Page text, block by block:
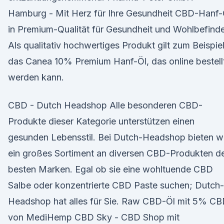
Hamburg - Mit Herz für Ihre Gesundheit CBD-Hanf-
in Premium-Qualität für Gesundheit und
Als qualitativ hochwertiges Produkt gilt zum Beispiel
das Canea 10% Premium Hanf-Öl, das online
werden kann.
CBD - Dutch Headshop Alle besonderen CBD-
Produkte dieser Kategorie unterstützen einen
gesunden Lebensstil. Bei Dutch-Headshop bieten
ein großes Sortiment an diversen CBD-Produkten
besten Marken. Egal ob sie eine wohltuende CBD
Salbe oder konzentrierte CBD Paste suchen; Dutch-
Headshop hat alles für Sie. Raw CBD-Öl mit 5%
von MediHemp CBD Sky - CBD Shop mit